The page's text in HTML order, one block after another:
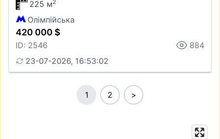
225 м2
Олімпійська
420 000 $
ID: 2546
884
23-07-2026, 16:53:02
1 2 >